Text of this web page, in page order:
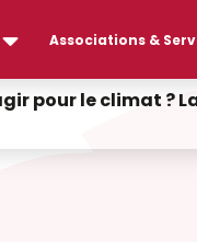
Associations &
pour le climat ?